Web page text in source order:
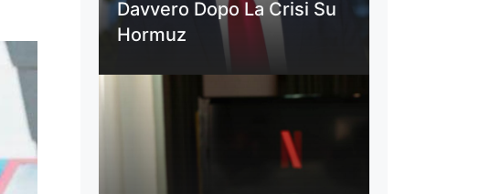
Davvero Dopo La Crisi Su
Hormuz